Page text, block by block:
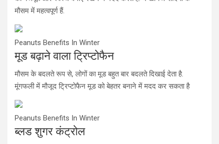
मौसम में महत्वपूर्ण हैं.
Peanuts Benefits In Winter
मूड बढ़ाने वाला ट्रिप्टोफैन
मौसम के बदलते रूप से, लोगों का मूड बहुत बार बदलते दिखाई देता है.
मूंगफली में मौजूद ट्रिप्टोफैन मूड को बेहतर बनाने में मदद कर सकता है
Peanuts Benefits In Winter
ब्लड शुगर कंट्रोल